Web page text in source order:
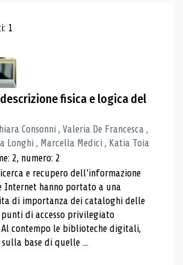
di ricerca
1
descrizione fisica e logica del
Consonni , Valeria De Francesca ,
Longhi , Marcella Medici , Katia Toia
2, numero: 2
e recupero dell’informazione
hanno portato a una
di importanza dei cataloghi delle
di accesso privilegiato
contempo le biblioteche digitali,
base di quelle ...